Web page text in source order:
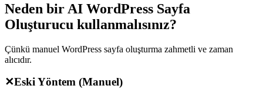
Neden bir AI WordPress Sayfa
Oluşturucu kullanmalısınız?
Çünkü manuel WordPress sayfa oluşturma zahmetli ve zaman
alıcıdır.
✕Eski Yöntem (Manuel)